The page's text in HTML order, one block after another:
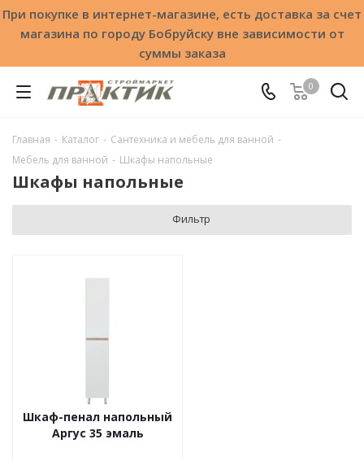
При покупке в интернет-магазине, есть доставка за счет
магазина по городу Бобруйску вне зависимости от
суммы заказа
0
Главная - Каталог - Сантехника и мебель для ванной -
Мебель для ванной - Шкафы напольные
Шкафы напольные
Фильтр
Шкаф-пенал напольный
Аргус 35 эмаль